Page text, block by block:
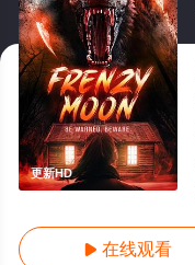
更新HD
 在线观看